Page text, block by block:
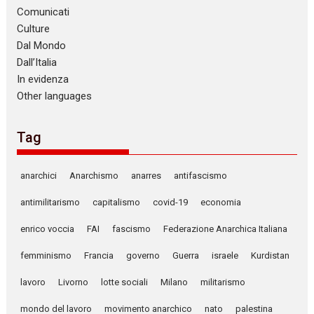
Comunicati
Culture
Dal Mondo
Dall’Italia
In evidenza
Other languages
Tag
anarchici Anarchismo anarres antifascismo
antimilitarismo capitalismo covid-19 economia
enrico voccia FAI fascismo Federazione Anarchica Italiana
femminismo Francia governo Guerra israele Kurdistan
lavoro Livorno lotte sociali Milano militarismo
mondo del lavoro movimento anarchico nato palestina